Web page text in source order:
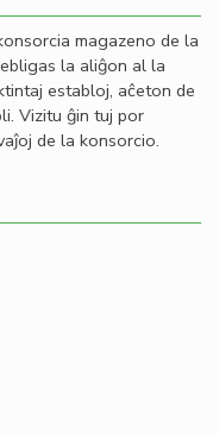
magazeno de la
la aliĝon al la
establoj, aĉeton de
Vizitu ĝin tuj por
de la konsorcio.